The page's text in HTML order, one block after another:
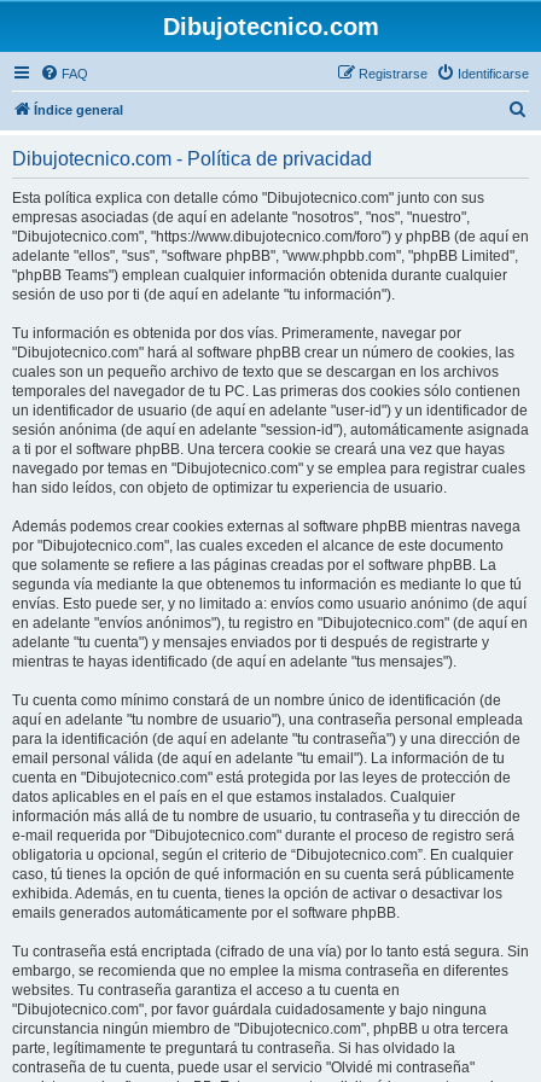
Dibujotecnico.com
FAQ Identificarse
Registrarse
Índice general
Dibujotecnico.com - Política de privacidad
Esta política explica con detalle cómo "Dibujotecnico.com" junto con sus
empresas asociadas (de aquí en adelante "nosotros", "nos", "nuestro",
"Dibujotecnico.com", "https://www.dibujotecnico.com/foro") y phpBB (de aquí en
adelante "ellos", "sus", "software phpBB", "www.phpbb.com", "phpBB Limited",
"phpBB Teams") emplean cualquier información obtenida durante cualquier
sesión de uso por ti (de aquí en adelante "tu información").
Tu información es obtenida por dos vías. Primeramente, navegar por
"Dibujotecnico.com" hará al software phpBB crear un número de cookies, las
cuales son un pequeño archivo de texto que se descargan en los archivos
temporales del navegador de tu PC. Las primeras dos cookies sólo contienen
un identificador de usuario (de aquí en adelante "user-id") y un identificador de
sesión anónima (de aquí en adelante "session-id"), automáticamente asignada
a ti por el software phpBB. Una tercera cookie se creará una vez que hayas
navegado por temas en "Dibujotecnico.com" y se emplea para registrar cuales
han sido leídos, con objeto de optimizar tu experiencia de usuario.
Además podemos crear cookies externas al software phpBB mientras navega
por "Dibujotecnico.com", las cuales exceden el alcance de este documento
que solamente se refiere a las páginas creadas por el software phpBB. La
segunda vía mediante la que obtenemos tu información es mediante lo que tú
envías. Esto puede ser, y no limitado a: envíos como usuario anónimo (de aquí
en adelante "envíos anónimos"), tu registro en "Dibujotecnico.com" (de aquí en
adelante "tu cuenta") y mensajes enviados por ti después de registrarte y
mientras te hayas identificado (de aquí en adelante "tus mensajes").
Tu cuenta como mínimo constará de un nombre único de identificación (de
aquí en adelante "tu nombre de usuario"), una contraseña personal empleada
para la identificación (de aquí en adelante "tu contraseña") y una dirección de
email personal válida (de aquí en adelante "tu email"). La información de tu
cuenta en "Dibujotecnico.com" está protegida por las leyes de protección de
datos aplicables en el país en el que estamos instalados. Cualquier
información más allá de tu nombre de usuario, tu contraseña y tu dirección de
e-mail requerida por "Dibujotecnico.com" durante el proceso de registro será
obligatoria u opcional, según el criterio de “Dibujotecnico.com”. En cualquier
caso, tú tienes la opción de qué información en su cuenta será públicamente
exhibida. Además, en tu cuenta, tienes la opción de activar o desactivar los
emails generados automáticamente por el software phpBB.
Tu contraseña está encriptada (cifrado de una vía) por lo tanto está segura. Sin
embargo, se recomienda que no emplee la misma contraseña en diferentes
websites. Tu contraseña garantiza el acceso a tu cuenta en
"Dibujotecnico.com", por favor guárdala cuidadosamente y bajo ninguna
circunstancia ningún miembro de "Dibujotecnico.com", phpBB u otra tercera
parte, legítimamente te preguntará tu contraseña. Si has olvidado la
contraseña de tu cuenta, puede usar el servicio "Olvidé mi contraseña"